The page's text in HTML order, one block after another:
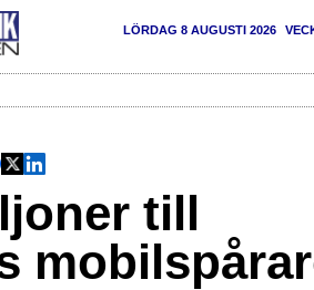
LÖRDAG 8 AUGUSTI 2026
till